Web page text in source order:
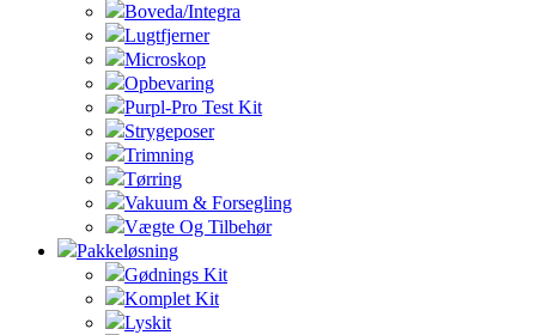
Boveda/Integra
Lugtfjerner
Microskop
Opbevaring
Purpl-Pro Test Kit
Strygeposer
Trimning
Tørring
Vakuum & Forsegling
Vægte Og Tilbehør
Pakkeløsning
Gødnings Kit
Komplet Kit
Lyskit